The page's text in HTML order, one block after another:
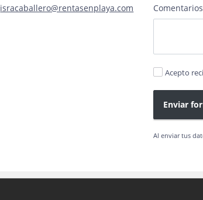
isracaballero@rentasenplaya.com
Comentarios
Acepto
Enviar
Al enviar tus